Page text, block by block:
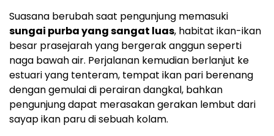
Suasana berubah saat pengunjung memasuki
sungai purba yang sangat luas, habitat ikan-ikan
besar prasejarah yang bergerak anggun seperti
naga bawah air. Perjalanan kemudian berlanjut ke
estuari yang tenteram, tempat ikan pari berenang
dengan gemulai di perairan dangkal, bahkan
pengunjung dapat merasakan gerakan lembut dari
sayap ikan paru di sebuah kolam.